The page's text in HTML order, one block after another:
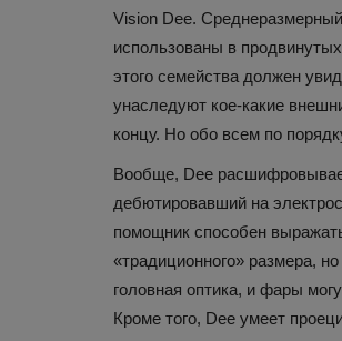
Vision Dee.
использованы в
этого семейства должен
унаследуют кое-какие
концу. Но обо всем по
Вообще, Dee
дебютировавший на
помощник способен
«традиционного» размера,
головная оптика, и фары
Кроме того, Dee умеет
Наука и открытия
11 знакомых